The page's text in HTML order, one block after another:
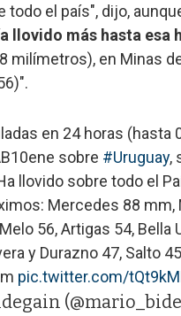
todo el país", dijo,
llovido más hasta esa
milímetros), en Minas
en 24 horas (hasta
sobre #Uruguay,
llovido sobre todo el
Mercedes 88 mm,
56, Artigas 54, Bella
y Durazno 47, Salto
pic.twitter.com/